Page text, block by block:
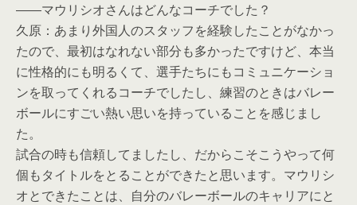
――マウリシオさんはどんなコーチでした？
久原：あまり外国人のスタッフを経験したことがなかっ
たので、最初はなれない部分も多かったですけど、本当
に性格的にも明るくて、選手たちにもコミュニケーショ
ンを取ってくれるコーチでしたし、練習のときはバレー
ボールにすごい熱い思いを持っていることを感じまし
た。
試合の時も信頼してましたし、だからこそこうやって何
個もタイトルをとることができたと思います。マウリシ
オとできたことは、自分のバレーボールのキャリアにと